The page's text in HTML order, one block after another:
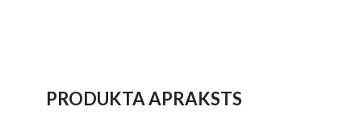
PRODUKTA APRAKSTS